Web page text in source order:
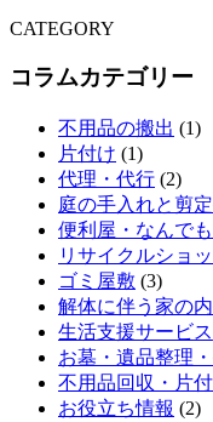
CATEGORY
コラムカテゴリー
不用品の搬出 (1)
片付け (1)
代理・代行 (2)
庭の手入れと剪
便利屋・なんで
リサイクルショ
ゴミ屋敷 (3)
解体に伴う家の
生活支援サービス
お墓・遺品整理
不用品回収・片
お役立ち情報 (2)